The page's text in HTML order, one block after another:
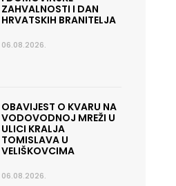
ZAHVALNOSTI I DAN
HRVATSKIH BRANITELJA
06.08.2026.
OBAVIJEST O KVARU NA
VODOVODNOJ MREŽI U
ULICI KRALJA
TOMISLAVA U
VELIŠKOVCIMA
06.08.2026.